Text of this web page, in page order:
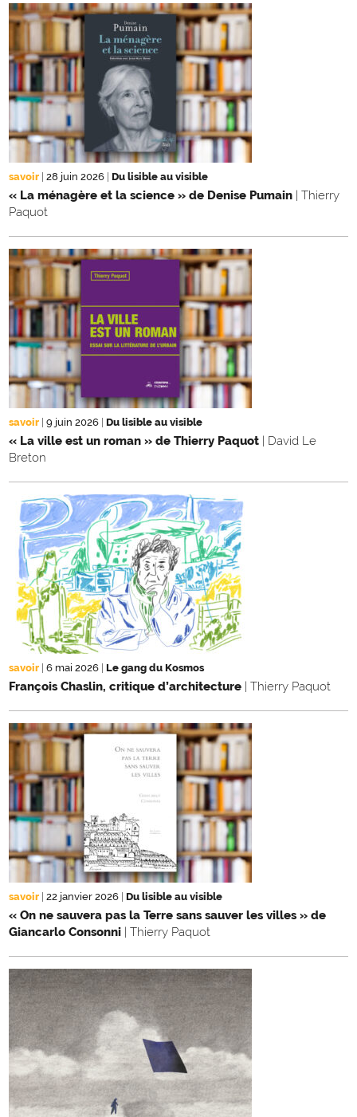
savoir | 28 juin 2026 | Du lisible au visible
« La ménagère et la science » de Denise Pumain | Thierry
Paquot
savoir | 9 juin 2026 | Du lisible au visible
« La ville est un roman » de Thierry Paquot | David Le
Breton
savoir | 6 mai 2026 | Le gang du Kosmos
François Chaslin, critique d’architecture | Thierry Paquot
savoir | 22 janvier 2026 | Du lisible au visible
« On ne sauvera pas la Terre sans sauver les villes » de
Giancarlo Consonni | Thierry Paquot